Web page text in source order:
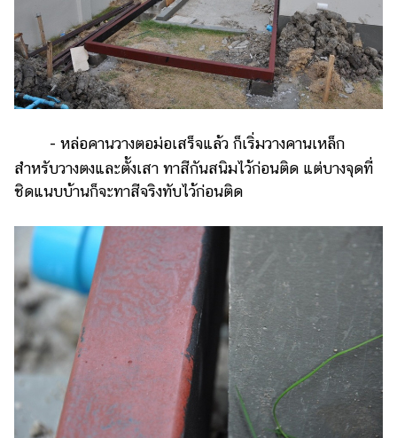
- หล่อคานวางตอม่อเสร็จแล้ว ก็เริ่มวางคานเหล็ก
สำหรับวางตงและตั้งเสา ทาสีกันสนิมไว้ก่อนติด แต่บางจุดที่
ชิดแนบบ้านก็จะทาสีจริงทับไว้ก่อนติด